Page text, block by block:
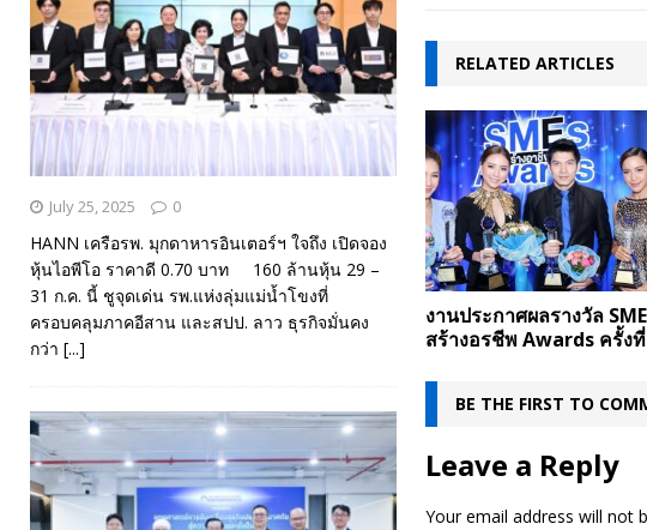
RELATED ARTICLES
งานประกาศผลรางวัล
สร้างอรชีพ Awards ครั้ง
BE THE FIRST TO
Leave a Reply
Your email address will not
July 25, 2025 0
HANN เครือรพ. มุกดาหารอินเตอร์ฯ ใจถึง เปิดจอง
หุ้นไอพีโอ ราคาดี 0.70 บาท 160 ล้านหุ้น 29 –
31 ก.ค. นี้ ชูจุดเด่น รพ.แห่งลุ่มแม่น้ำโขงที่
ครอบคลุมภาคอีสาน และสปป. ลาว ธุรกิจมั่นคง
กว่า [...]